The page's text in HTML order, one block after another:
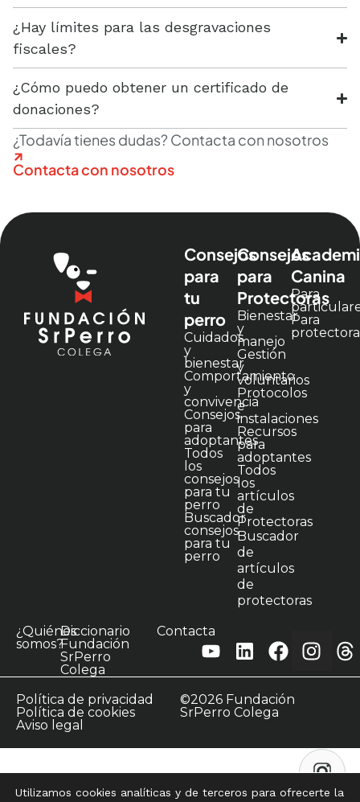
¿Todavía tienes dudas? Contacta con nosotros
Contacta con nosotros​
¿Hay límites para las desgravaciones
fiscales?
¿Cómo puedo obtener un certificado de
donaciones?
Consejos
para
tu
perro
Cuidados
y
bienestar
Comportamiento
y
convivencia
Consejos
para
adoptantes
Todos
los
consejos
para tu
perro
Buscador
consejos
para tu
perro
Consejos
para
Protectoras
Bienestar
y
manejo
Gestión
y
voluntarios
Protocolos
e
instalaciones
Recursos
para
adoptantes
Todos
los
artículos
de
Protectoras
Buscador
de
artículos
de
protectoras
Canina
Para
Para
¿Quiénes
somos?
Diccionario
Fundación
SrPerro
Colega
Contacta
Política de privacidad
Política de cookies
Aviso legal
©2026 Fundación
SrPerro Colega
Utilizamos cookies analíticas y de terceros para ofrecerte la